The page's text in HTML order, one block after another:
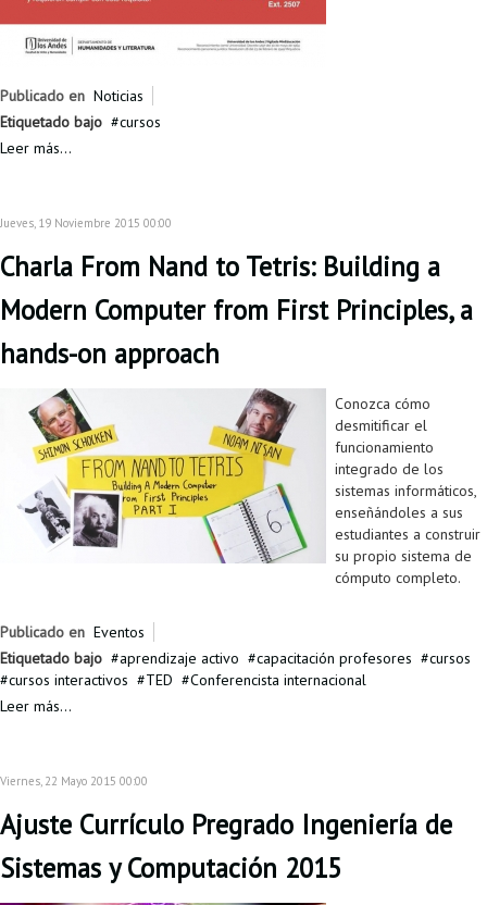
Publicado en Noticias
Etiquetado bajo
cursos
Leer más...
Jueves, 19 Noviembre 2015 00:00
Charla From Nand to Tetris: Building a
Modern Computer from First Principles, a
hands-on approach
Conozca cómo
desmitificar el
funcionamiento
integrado de los
sistemas informáticos,
enseñándoles a sus
estudiantes a construir
su propio sistema de
cómputo completo.
Publicado en Eventos
Etiquetado bajo
aprendizaje activo capacitación profesores
cursos
cursos interactivos
TED
Conferencista internacional
Leer más...
Viernes, 22 Mayo 2015 00:00
Ajuste Currículo Pregrado Ingeniería de
Sistemas y Computación 2015
Reingreso
Reintegro
Retiro voluntario
Tarifas
Grado